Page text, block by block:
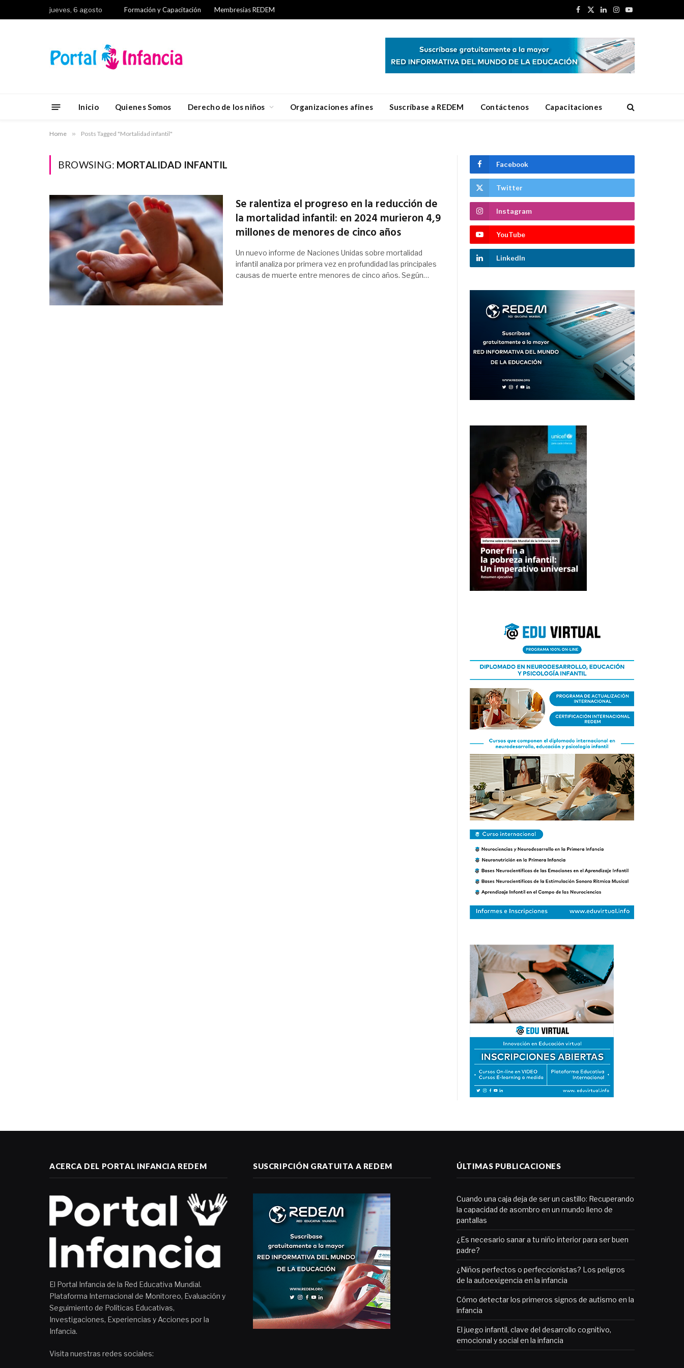
jueves, 6 agosto Formación y Capacitación Membresías REDEM
Facebook
X
LinkedIn
Instagram
YouTube
Inicio Quienes Somos Derecho de los niños Organizaciones afines Suscríbase a REDEM Contáctenos Capacitaciones
Home » Posts Tagged "Mortalidad infantil"
BROWSING: MORTALIDAD INFANTIL
Se ralentiza el progreso en la reducción de
la mortalidad infantil: en 2024 murieron 4,9
millones de menores de cinco años
Un nuevo informe de Naciones Unidas sobre mortalidad
infantil analiza por primera vez en profundidad las principales
causas de muerte entre menores de cinco años. Según…
Facebook
Twitter
Instagram
YouTube
LinkedIn
ACERCA DEL PORTAL INFANCIA REDEM
El Portal Infancia de la Red Educativa Mundial.
Plataforma Internacional de Monitoreo, Evaluación y
Seguimiento de Políticas Educativas,
Investigaciones, Experiencias y Acciones por la
Infancia.
Visita nuestras redes sociales:
SUSCRIPCIÓN GRATUITA A REDEM ÚLTIMAS PUBLICACIONES
Cuando una caja deja de ser un castillo: Recuperando
la capacidad de asombro en un mundo lleno de
pantallas
¿Es necesario sanar a tu niño interior para ser buen
padre?
¿Niños perfectos o perfeccionistas? Los peligros
de la autoexigencia en la infancia
Cómo detectar los primeros signos de autismo en la
infancia
El juego infantil, clave del desarrollo cognitivo,
emocional y social en la infancia